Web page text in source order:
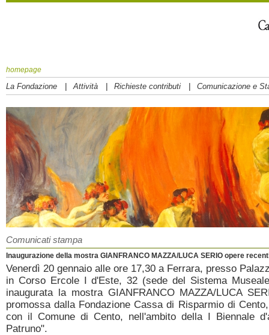
homepage
La Fondazione | Attività | Richieste contributi | Comunicazione e
Comunicati stampa
Inaugurazione della mostra GIANFRANCO MAZZA/LUCA SERIO opere
Venerdì 20 gennaio alle ore 17,30 a Ferrara, presso
in Corso Ercole I d'Este, 32 (sede del Sistema
inaugurata la mostra GIANFRANCO MAZZA/LUCA
promossa dalla Fondazione Cassa di Risparmio di
con il Comune di Cento, nell'ambito della I Biennale
Patruno".